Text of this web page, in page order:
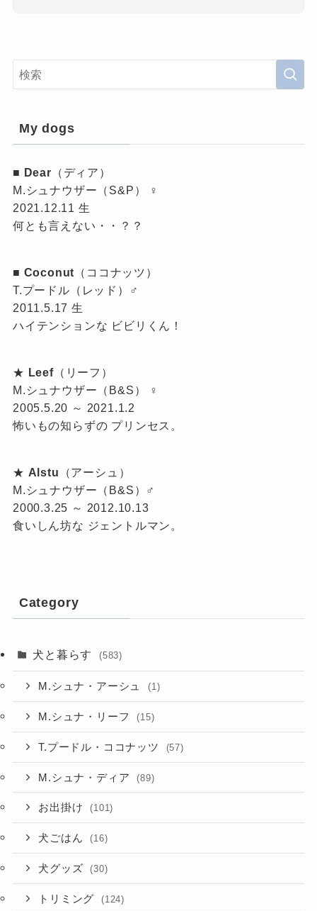
My dogs
■ Dear （ディア）
M.シュナウザー（S&P） ♀
2021.12.11 生
何とも言えない・・？？
■ Coconut （ココナッツ）
T.プードル（レッド）♂
2011.5.17 生
ハイテンションな ビビリくん！
★ Leef（リーフ）
M.シュナウザー（B&S） ♀
2005.5.20 ～ 2021.1.2
怖いもの知らずの プリンセス。
★ Alstu （アーシュ）
M.シュナウザー（B&S）♂
2000.3.25 ～ 2012.10.13
食いしん坊な ジェントルマン。
Category
犬と暮らす (583)
M.シュナ・アーシュ (1)
M.シュナ・リーフ (15)
T.プードル・ココナッツ (57)
M.シュナ・ディア (89)
お出掛け (101)
犬ごはん (16)
犬グッズ (30)
トリミング (124)